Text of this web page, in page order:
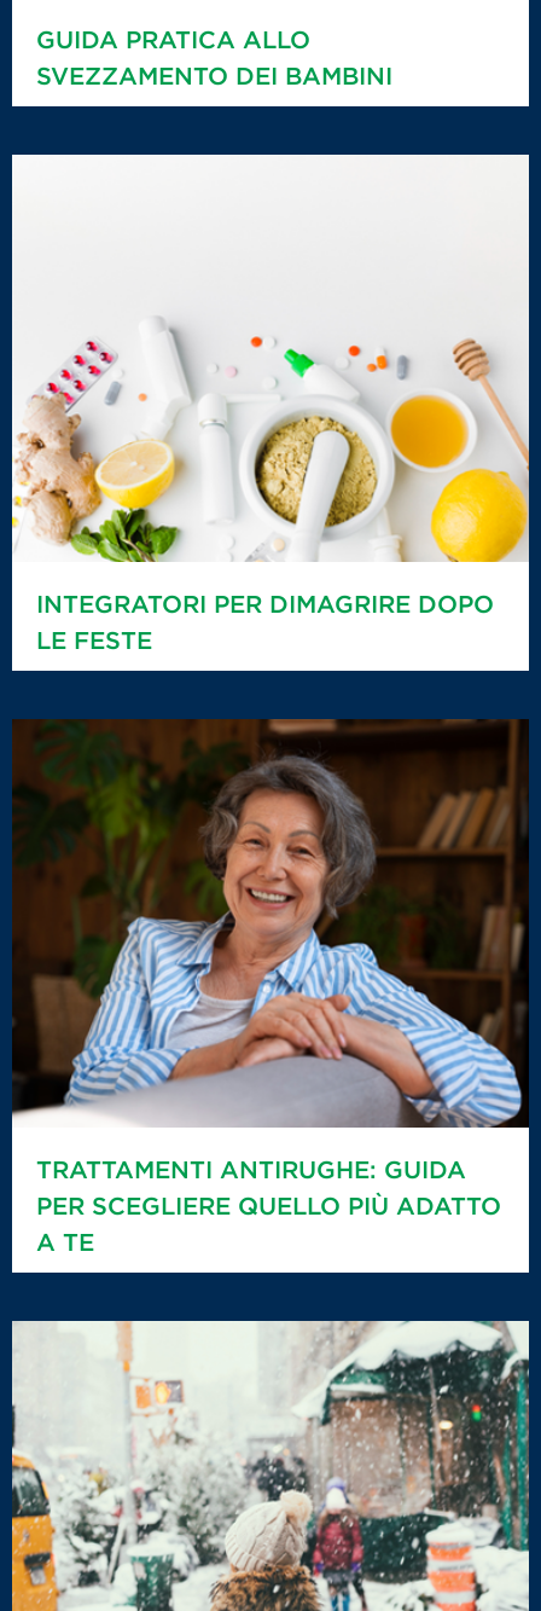
GUIDA PRATICA ALLO
SVEZZAMENTO DEI BAMBINI
INTEGRATORI PER DIMAGRIRE DOPO
LE FESTE
TRATTAMENTI ANTIRUGHE: GUIDA
PER SCEGLIERE QUELLO PIÙ ADATTO
A TE